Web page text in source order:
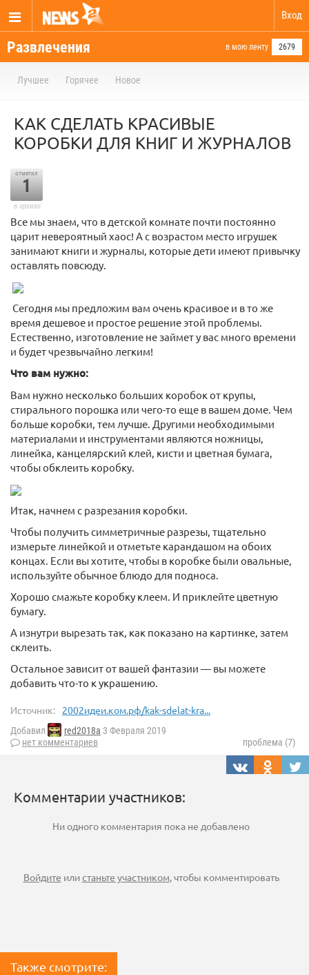
Вход
Развлечения в мою ленту 2679
Лучшее Горячее Новое
КАК СДЕЛАТЬ КРАСИВЫЕ
КОРОБКИ ДЛЯ КНИГ И ЖУРНАЛОВ
отметил
1
в архиве
Все мы знаем, что в детской комнате почти постоянно
царит невероятный хаос! А с возрастом место игрушек
занимают книги и журналы, которые дети имеют привычку
оставлять повсюду.
Сегодня мы предложим вам очень красивое и в то же
время дешевое и простое решение этой проблемы.
Естественно, изготовление не займет у вас много времени
и будет чрезвычайно легким!
Что вам нужно:
Вам нужно несколько больших коробок от крупы,
стирального порошка или чего-то еще в вашем доме. Чем
больше коробки, тем лучше. Другими необходимыми
материалами и инструментами являются ножницы,
линейка, канцелярский клей, кисти и цветная бумага,
чтобы обклеить коробку.
Итак, начнем с разрезания коробки.
Чтобы получить симметричные разрезы, тщательно
измерьте линейкой и отметьте карандашом на обоих
концах. Если вы хотите, чтобы в коробке были овальные,
используйте обычное блюдо для подноса.
Хорошо смажьте коробку клеем. И приклейте цветную
бумагу.
А изнутри вырезать так, как показано на картинке, затем
склеить.
Остальное зависит от вашей фантазии — вы можете
добавить что-то к украшению.
Источник: 2002идеи.ком.рф/kak-sdelat-kra...
Добавил red2018a 3 Февраля 2019
нет комментариев
проблема (7)
Комментарии участников:
Ни одного комментария пока не добавлено
Войдите илистаньте участником, чтобы комментировать
Также смотрите: